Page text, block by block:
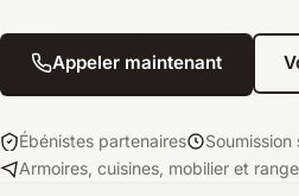
Appeler maintenant
Ébénistes partenaires
Armoires, cuisines, mobilier et